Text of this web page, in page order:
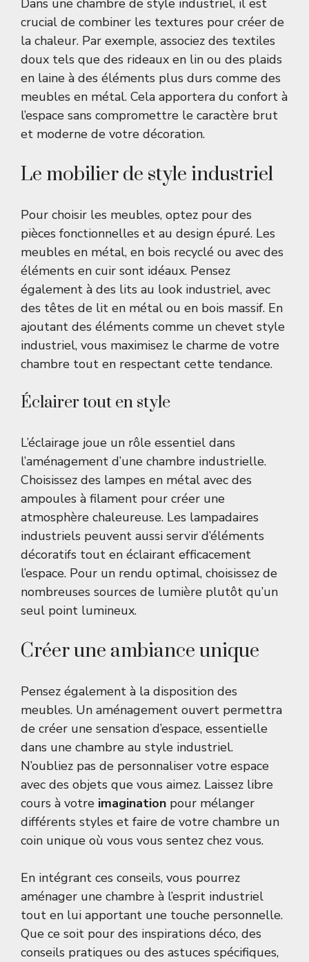
Dans une chambre de style industriel, il est
crucial de combiner les textures pour créer de
la chaleur. Par exemple, associez des textiles
doux tels que des rideaux en lin ou des plaids
en laine à des éléments plus durs comme des
meubles en métal. Cela apportera du confort à
l’espace sans compromettre le caractère brut
et moderne de votre décoration.
Le mobilier de style industriel
Pour choisir les meubles, optez pour des
pièces fonctionnelles et au design épuré. Les
meubles en métal, en bois recyclé ou avec des
éléments en cuir sont idéaux. Pensez
également à des lits au look industriel, avec
des têtes de lit en métal ou en bois massif. En
ajoutant des éléments comme un chevet style
industriel, vous maximisez le charme de votre
chambre tout en respectant cette tendance.
Éclairer tout en style
L’éclairage joue un rôle essentiel dans
l’aménagement d’une chambre industrielle.
Choisissez des lampes en métal avec des
ampoules à filament pour créer une
atmosphère chaleureuse. Les lampadaires
industriels peuvent aussi servir d’éléments
décoratifs tout en éclairant efficacement
l’espace. Pour un rendu optimal, choisissez de
nombreuses sources de lumière plutôt qu’un
seul point lumineux.
Créer une ambiance unique
Pensez également à la disposition des
meubles. Un aménagement ouvert permettra
de créer une sensation d’espace, essentielle
dans une chambre au style industriel.
N’oubliez pas de personnaliser votre espace
avec des objets que vous aimez. Laissez libre
cours à votre imagination pour mélanger
différents styles et faire de votre chambre un
coin unique où vous vous sentez chez vous.
En intégrant ces conseils, vous pourrez
aménager une chambre à l’esprit industriel
tout en lui apportant une touche personnelle.
Que ce soit pour des inspirations déco, des
conseils pratiques ou des astuces spécifiques,